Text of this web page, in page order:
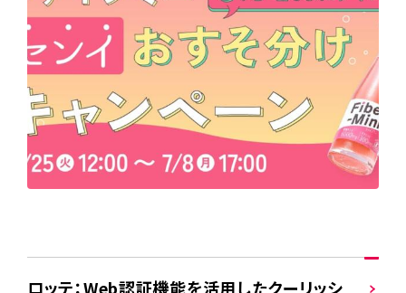
ロッテ：Web認証機能を活用したクーリッシ